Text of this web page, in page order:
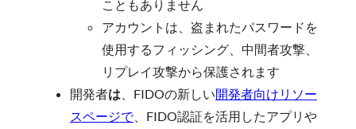
こともありません
アカウントは、盗まれたパスワードを
使用するフィッシング、中間者攻撃、
リプレイ攻撃から保護されます
開発者は 、FIDOの新しい開発者向けリソー
スページで、FIDO認証を活用したアプリや